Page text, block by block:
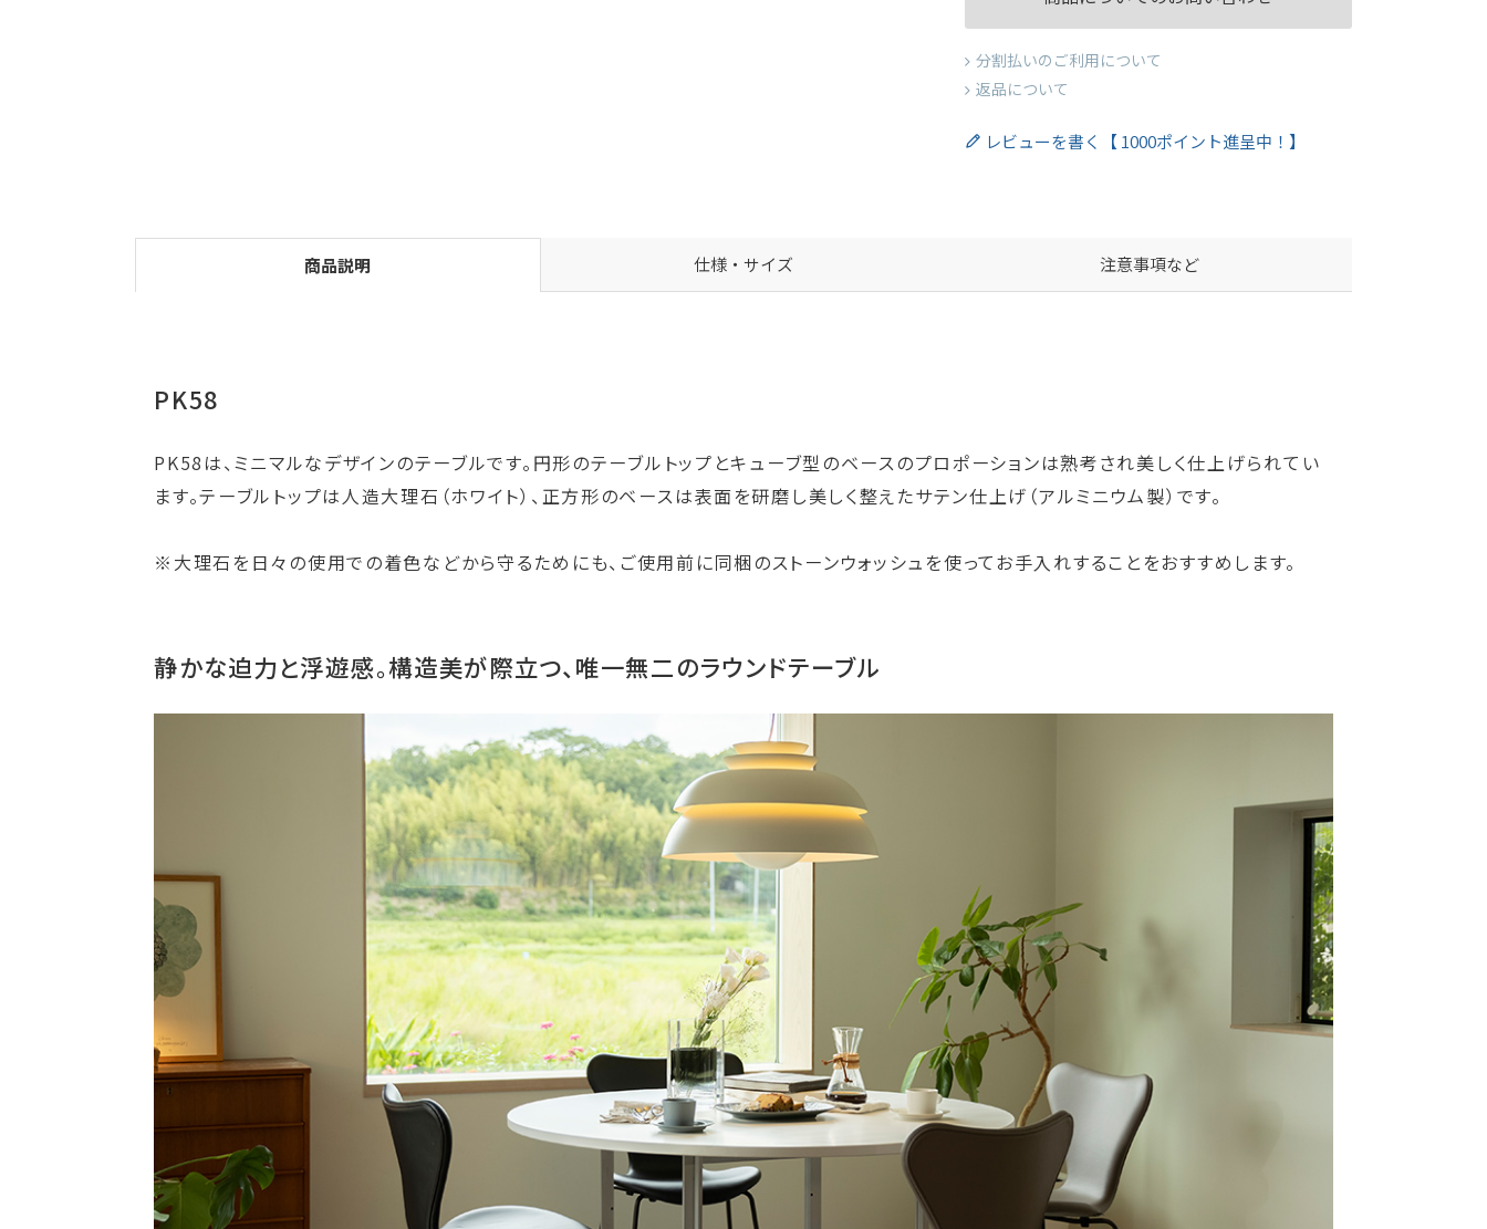
分割払いのご利用について
返品について
レビューを書く【 1000ポイント進呈中！】
商品説明 仕様・サイズ 注意事項など
PK58
PK58は、ミニマルなデザインのテーブルです。円形のテーブルトップとキューブ型のベースのプロポーションは熟考され美しく仕上げられてい
ます。テーブルトップは人造大理石（ホワイト）、正方形のベースは表面を研磨し美しく整えたサテン仕上げ（アルミニウム製）です。
※大理石を日々の使用での着色などから守るためにも、ご使用前に同梱のストーンウォッシュを使ってお手入れすることをおすすめします。
静かな迫力と浮遊感。構造美が際立つ、唯一無二のラウンドテーブル